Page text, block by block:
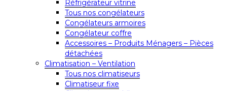
Réfrigérateur vitrine
Tous nos congélateurs
Congélateurs armoires
Congélateur coffre
Accessoires – Produits Ménagers – Pièces
détachées
Climatisation – Ventilation
Tous nos climatiseurs
Climatiseur fixe